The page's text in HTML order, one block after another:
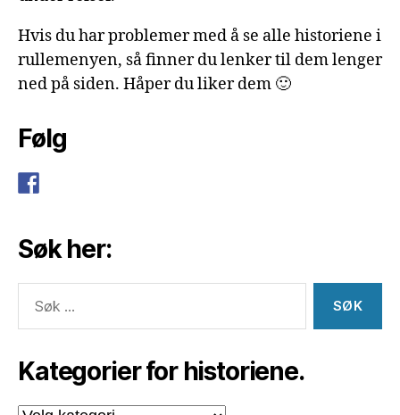
Hvis du har problemer med å se alle historiene i
rullemenyen, så finner du lenker til dem lenger
ned på siden. Håper du liker dem 🙂
Følg
Søk her:
etter:
Kategorier for historiene.